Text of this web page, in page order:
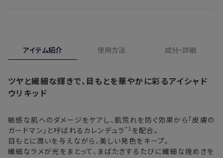
※新製品（限定製品）は除きます。
※定期販売のお申し込みは、7日後以降の配送となります。
注文後、お届けまでにかかる日数の目安
東北・関東・中部・関西
中国・四国・九州 3〜4日
合、期間内*であれば、返金・交換サービスをご利用いただけ
ます。
※
オンラインストアでご購入の場合、発送完了メールの翌日から10日
間。対象の直営店舗でご購入の場合、購入日の翌日から7日間
アイテム紹介 使用方法 成分・詳細
ツヤと繊細な輝きで、目もとを華やかに彩るアイシャド
ウリキッド
敏感な肌へのダメージをケアし、肌荒れを防ぐ効果から「皮膚の
ガードマン」と呼ばれるカレンデュラ *1 を配合。
目もとに潤いを与えながら、美しい発色をキープ。
繊細なラメが光をまとって、まばたきするたびに繊細な煌めきを